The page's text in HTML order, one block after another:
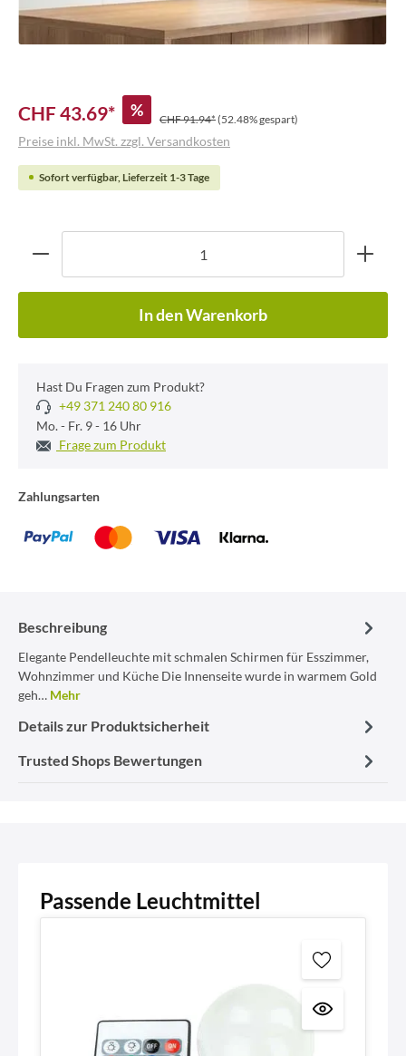
CHF 43.69* % CHF 91.94*(52.48% gespart)
Preise inkl. MwSt. zzgl. Versandkosten
Sofort verfügbar, Lieferzeit 1-3 Tage
In den Warenkorb
Hast Du Fragen zum Produkt?
+49 371 240 80 916
Mo. - Fr. 9 - 16 Uhr
Frage zum Produkt
Zahlungsarten
Beschreibung
Elegante Pendelleuchte mit schmalen Schirmen für Esszimmer,
Wohnzimmer und Küche Die Innenseite wurde in warmem Gold
geh… Mehr
Details zur Produktsicherheit
Trusted Shops Bewertungen
Passende Leuchtmittel